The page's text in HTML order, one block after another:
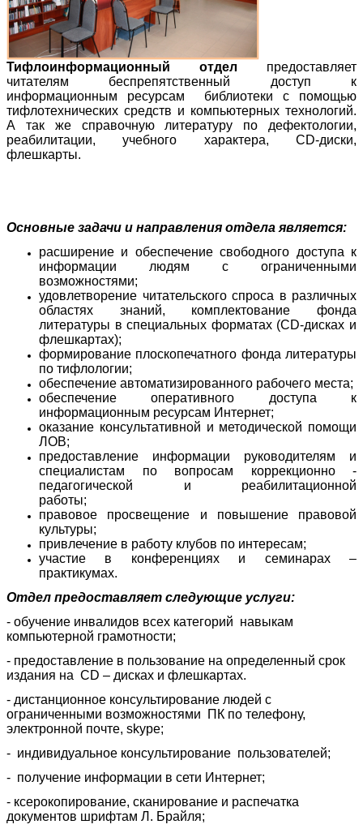
Тифлоинформационный отдел предоставляет
читателям беспрепятственный доступ к
информационным ресурсам библиотеки с помощью
тифлотехнических средств и компьютерных технологий.
А так же справочную литературу по дефектологии,
реабилитации, учебного характера, CD-диски,
флешкарты.
Основные задачи и направления отдела является:
расширение и обеспечение свободного доступа к
информации людям с ограниченными
возможностями;
удовлетворение читательского спроса в различных
областях знаний, комплектование фонда
литературы в специальных форматах (CD-дисках и
флешкартах);
формирование плоскопечатного фонда литературы
по тифлологии;
обеспечение автоматизированного рабочего места;
обеспечение оперативного доступа к
информационным ресурсам Интернет;
оказание консультативной и методической помощи
ЛОВ;
предоставление информации руководителям и
специалистам по вопросам коррекционно -
педагогической и реабилитационной
работы;
правовое просвещение и повышение правовой
культуры;
привлечение в работу клубов по интересам;
участие в конференциях и семинарах –
практикумах.
Отдел предоставляет следующие услуги:
- обучение инвалидов всех категорий навыкам
компьютерной грамотности;
- предоставление в пользование на определенный срок
издания на CD – дисках и флешкартах.
- дистанционное консультирование людей с
ограниченными возможностями ПК по телефону,
электронной почте, skype;
- индивидуальное консультирование пользователей;
- получение информации в сети Интернет;
- ксерокопирование, сканирование и распечатка
документов шрифтам Л. Брайля;